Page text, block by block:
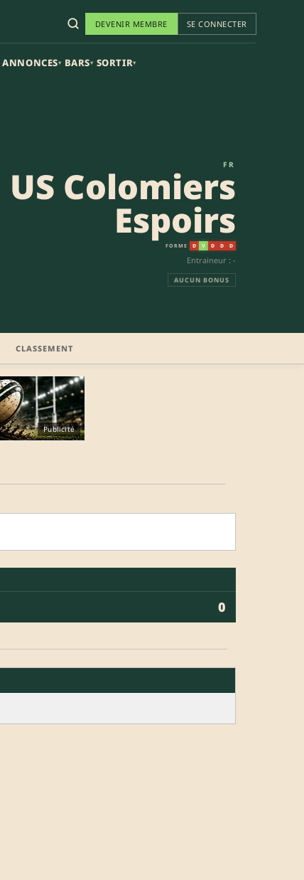
DEVENIR MEMBRE SE CONNECTER
ANNONCES▾ BARS▾ SORTIR▾
FR
US Colomiers
Espoirs
FORME D V D D D
Entraineur : -
AUCUN BONUS
CLASSEMENT
Publicité
0